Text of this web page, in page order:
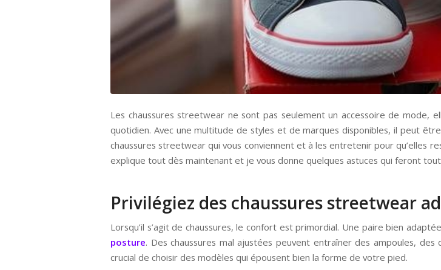
Les chaussures streetwear ne sont pas seulement un accessoire de
quotidien. Avec une multitude de styles et de marques disponibles, il peut
chaussures streetwear qui vous conviennent et à les entretenir pour qu’elles
explique tout dès maintenant et je vous donne quelques astuces qui feront
Privilégiez des chaussures streetwear
Lorsqu’il s’agit de chaussures, le confort est primordial. Une paire bien
posture. Des chaussures mal ajustées peuvent entraîner des ampoules,
crucial de choisir des modèles qui épousent bien la forme de votre pied.